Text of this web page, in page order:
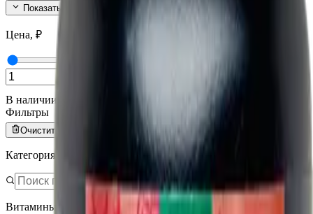
Показать ещё (
Цена, ₽
В наличии
Фильтры
Очистить всё
Категория
Витамины и БАД